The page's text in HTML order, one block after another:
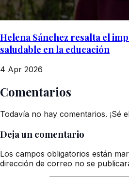
Helena Sánchez resalta el
saludable en la educación
4 Apr 2026
Comentarios
Todavía no hay comentarios. ¡Sé
Deja un comentario
Los campos obligatorios están
dirección de correo no se